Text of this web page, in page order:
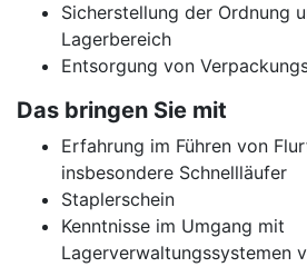
Sicherstellung der Ordnung
Lagerbereich
Entsorgung von
Das bringen Sie mit
Erfahrung im Führen von
insbesondere Schnellläufer
Staplerschein
Kenntnisse im Umgang mit
Lagerverwaltungssystemen